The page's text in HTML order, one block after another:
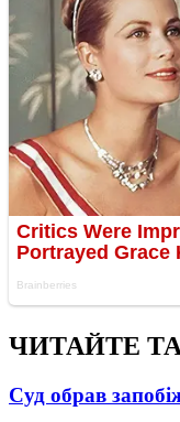
ЧИТАЙТЕ
Суд обрав